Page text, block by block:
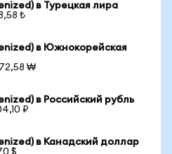
в Турецкая лира
₺
в Южнокорейская
₩
в Российский рубль
₽
в Канадский доллар
$